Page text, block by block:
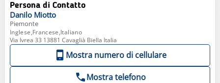
Persona di Contatto
Danilo Miotto
Piemonte
Inglese,Francese,Italiano
Via Ivrea 33 13881 Cavaglià Biella Italia
Mostra numero di cellulare
Mostra telefono